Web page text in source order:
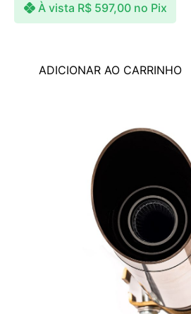
À vista R$597,00 no Pix
ADICIONAR AO CARRINHO